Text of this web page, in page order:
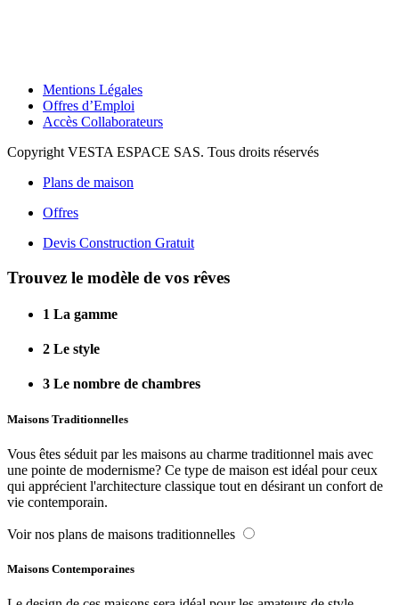
Mentions Légales
Offres d’Emploi
Accès Collaborateurs
Copyright VESTA ESPACE SAS. Tous droits réservés
Plans de maison
Offres
Devis Construction Gratuit
Trouvez le modèle de vos rêves
1 La gamme
2 Le style
3 Le nombre de chambres
Maisons Traditionnelles
Vous êtes séduit par les maisons au charme traditionnel mais avec
une pointe de modernisme? Ce type de maison est idéal pour ceux
qui apprécient l'architecture classique tout en désirant un confort de
vie contemporain.
Voir nos plans de maisons traditionnelles
Maisons Contemporaines